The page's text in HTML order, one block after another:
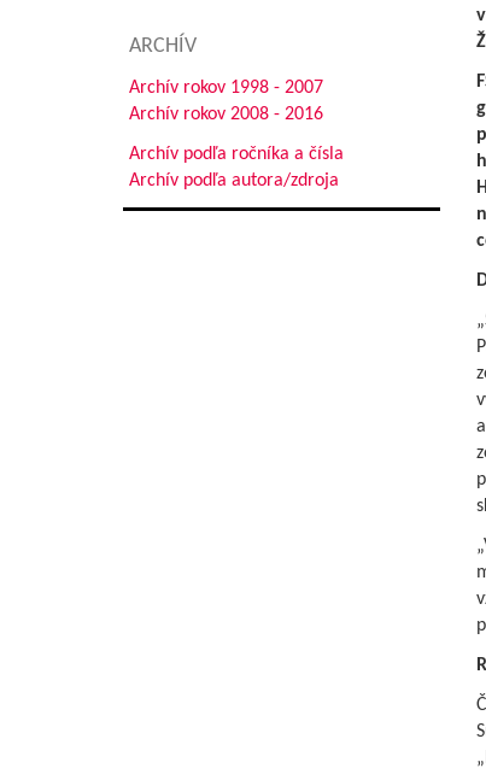
ARCHÍV
Archív rokov 1998 - 2007
Archív rokov 2008 - 2016
Archív podľa ročníka a čísla
Archív podľa autora/zdroja